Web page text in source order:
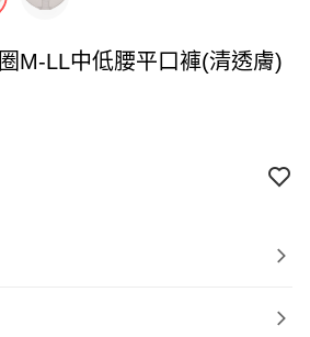
M-LL中低腰平口褲(清透膚)